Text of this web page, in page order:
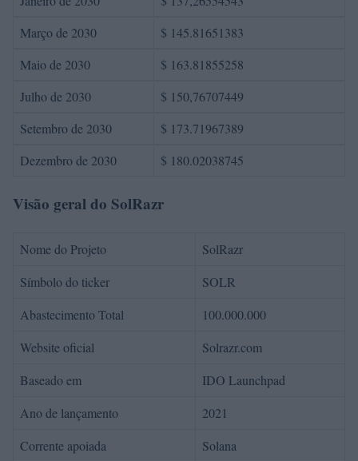
Março de 2030
$ 145.81651383
Maio de 2030
$ 163.81855258
Julho de 2030
$ 150,76707449
Setembro de 2030
$ 173.71967389
Dezembro de 2030
$ 180.02038745
Visão geral do SolRazr
Nome do Projeto
SolRazr
Símbolo do ticker
SOLR
Abastecimento Total
100.000.000
Website oficial
Solrazr.com
Baseado em
IDO Launchpad
Ano de lançamento
2021
Corrente apoiada
Solana